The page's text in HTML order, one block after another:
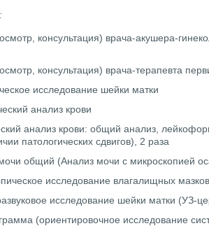
консультация) врача-акушера-
консультация) врача-терапевта
исследование шейки матки
анализ крови
анализ крови: общий анализ,
патологических сдвигов), 2 раза
общий (Анализ мочи с микроскопией
исследование влагалищных мазков
исследование шейки матки (УЗ-
(ориентировочное исследование